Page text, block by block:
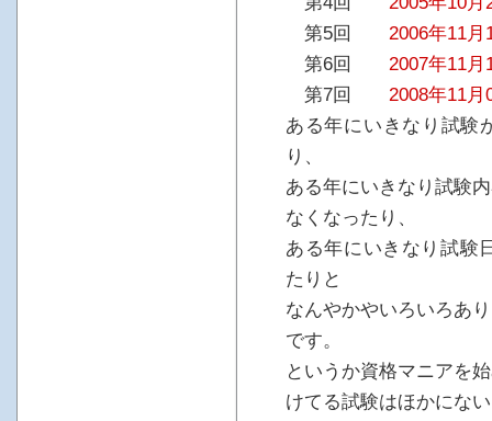
第5回 2006年11月
第6回 2007年11月
第7回 2008年11月
ある年にいきなり試験
り、
ある年にいきなり試験
なくなったり、
ある年にいきなり試験
たりと
なんやかやいろいろあ
です。
というか資格マニアを
けてる試験はほかにな